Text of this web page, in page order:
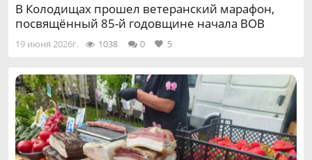
В Колодищах прошел ветеранский марафон,
посвящённый 85-й годовщине начала ВОВ
19 июня 2026г. 1038 0 5